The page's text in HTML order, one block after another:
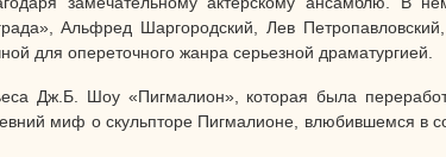
Альфред Шаргородский, Лев
для опереточного жанра серьезной драматургией.
Дж.Б. Шоу «Пигмалион», которая была
миф о скульпторе Пигмалионе, влюбившемся в